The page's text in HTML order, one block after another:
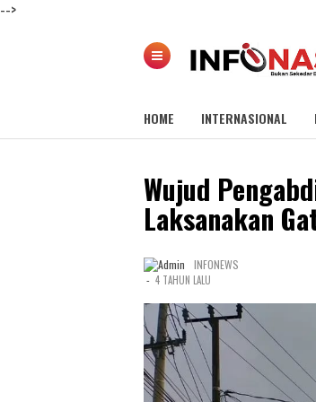
-->
HOME INTERNASIONAL
Wujud
Laksanakan
INFONEWS
- 4 TAHUN LALU